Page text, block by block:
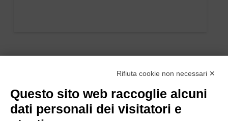
Rifiuta cookie non necessari ✕
Questo sito web raccoglie alcuni
dati personali dei visitatori e